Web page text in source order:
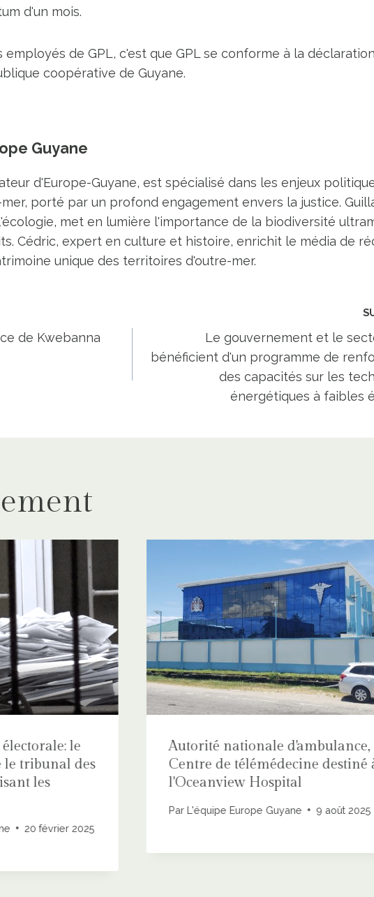
d'un mois.
de GPL, c'est que GPL se conforme à la
coopérative de Guyane.
Guyane
d'Europe-Guyane, est spécialisé dans les enjeux
porté par un profond engagement envers la justice.
met en lumière l'importance de la biodiversité
Cédric, expert en culture et histoire, enrichit le média de
unique des territoires d'outre-mer.
de Kwebanna
Le gouvernement et le
bénéficient d'un programme de
des capacités sur les
énergétiques à faibles
le
le tribunal des
les
20 février 2025
Autorité nationale d'ambulance,
Centre de télémédecine destiné
l'Oceanview Hospital
Par L'équipe Europe Guyane 9 août 2025